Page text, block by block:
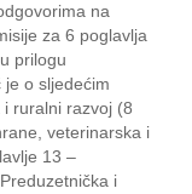
na
za 6 poglavlja
prilogu
je o sljedećim
ruralni razvoj (8
veterinarska i
13 –
i